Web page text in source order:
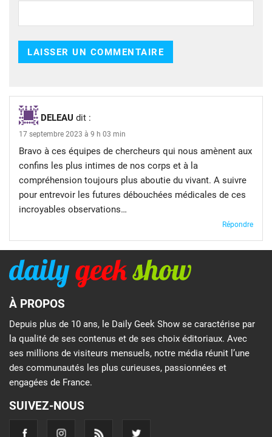
DELEAU dit :
17 septembre 2023 à 9 h 03 min
Bravo à ces équipes de chercheurs qui nous amènent aux
confins les plus intimes de nos corps et à la
compréhension toujours plus aboutie du vivant. A suivre
pour entrevoir les futures débouchées médicales de ces
incroyables observations…
Répondre
À PROPOS
Depuis plus de 10 ans, le Daily Geek Show se caractérise par
la qualité de ses contenus et de ses choix éditoriaux. Avec
ses millions de visiteurs mensuels, notre média réunit l’une
des communautés les plus curieuses, passionnées et
engagées de France.
SUIVEZ-NOUS